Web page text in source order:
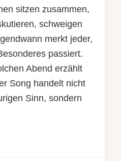
sitzen zusammen,
schweigen
merkt jeder,
passiert.
Abend erzählt
Song handelt nicht
Sinn, sondern